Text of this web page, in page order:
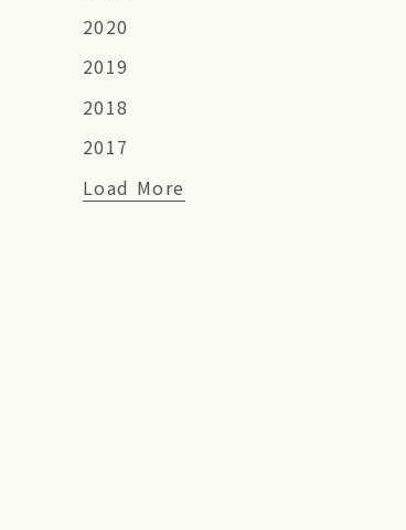
2020
2019
2018
2017
Load More